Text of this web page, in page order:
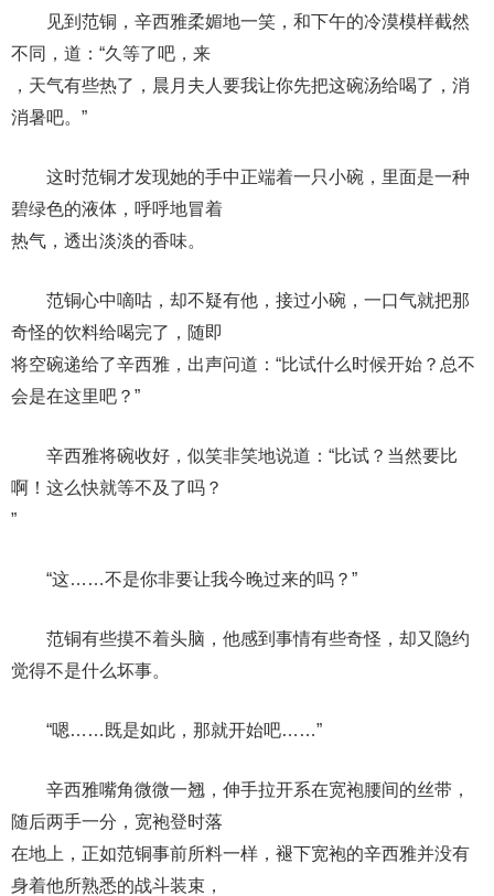
见到范铜，辛西雅柔媚地一笑，和下午的冷漠模样截然
不同，道：“久等了吧，来
，天气有些热了，晨月夫人要我让你先把这碗汤给喝了，消
消暑吧。”
这时范铜才发现她的手中正端着一只小碗，里面是一种
碧绿色的液体，呼呼地冒着
热气，透出淡淡的香味。
范铜心中嘀咕，却不疑有他，接过小碗，一口气就把那
奇怪的饮料给喝完了，随即
将空碗递给了辛西雅，出声问道：“比试什么时候开始？总不
会是在这里吧？”
辛西雅将碗收好，似笑非笑地说道：“比试？当然要比
啊！这么快就等不及了吗？
”
“这……不是你非要让我今晚过来的吗？”
范铜有些摸不着头脑，他感到事情有些奇怪，却又隐约
觉得不是什么坏事。
“嗯……既是如此，那就开始吧……”
辛西雅嘴角微微一翘，伸手拉开系在宽袍腰间的丝带，
随后两手一分，宽袍登时落
在地上，正如范铜事前所料一样，褪下宽袍的辛西雅并没有
身着他所熟悉的战斗装束，